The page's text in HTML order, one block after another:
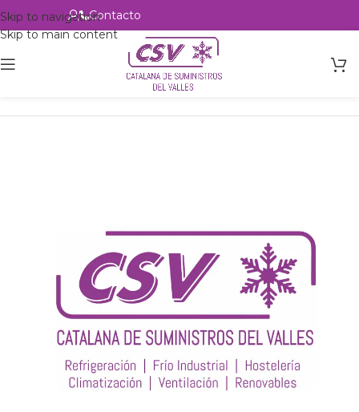
Skip to navigation
Skip to main content
Contacto
Intercambio